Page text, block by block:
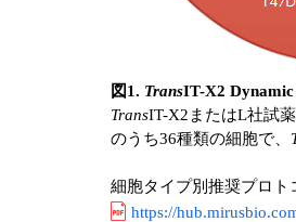
図1. TransIT-X2
TransIT-X2またはL社試
のうち36種類の細胞で、
細胞タイプ別推奨プロト
https://